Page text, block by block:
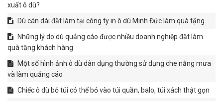
xuất ô dù?
Dù cán dài đặt làm tại công ty in ô dù Minh Đức làm quà tặng
Những lý do dù quảng cáo được nhiều doanh nghiệp đặt làm
quà tặng khách hàng
Một số hình ảnh ô dù dân dụng thường sử dụng che nắng mưa
và làm quảng cáo
Chiếc ô dù bỏ túi có thể bỏ vào túi quần, balo, túi xách thật gọn